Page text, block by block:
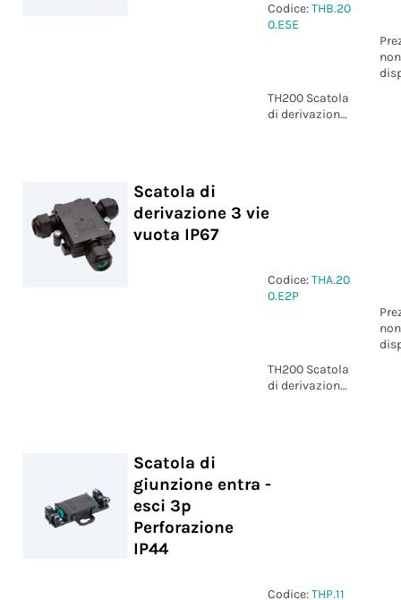
Codice:THB.20
0.E5E
non
TH200 Scatola
di derivazione
Scatola di
derivazione 3 vie
vuota IP67
Codice:THA.20
0.E2P
non
TH200 Scatola
di derivazione
Scatola di
giunzione entra -
esci 3p
Perforazione
IP44
Codice:THP.11